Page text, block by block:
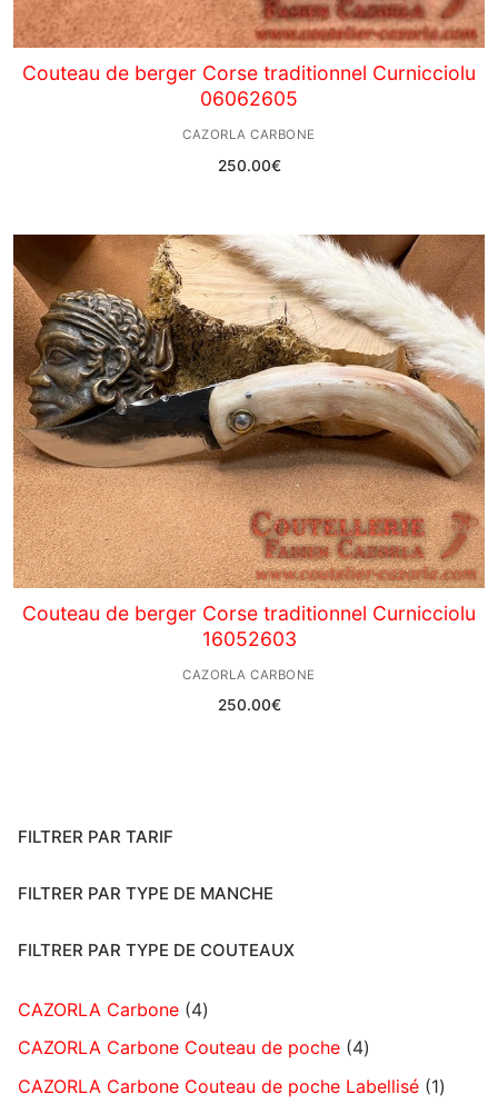
Couteau de berger Corse traditionnel Curnicciolu
06062605
CAZORLA CARBONE
250.00€
Couteau de berger Corse traditionnel Curnicciolu
16052603
CAZORLA CARBONE
250.00€
FILTRER PAR TARIF
FILTRER PAR TYPE DE MANCHE
FILTRER PAR TYPE DE COUTEAUX
CAZORLA Carbone 4
CAZORLA Carbone Couteau de poche 4
CAZORLA Carbone Couteau de poche Labellisé 1